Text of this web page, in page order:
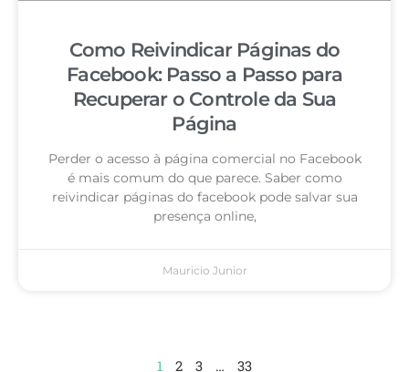
Como Reivindicar Páginas do
Facebook: Passo a Passo para
Recuperar o Controle da Sua
Página
Perder o acesso à página comercial no Facebook
é mais comum do que parece. Saber como
reivindicar páginas do facebook pode salvar sua
presença online,
Mauricio Junior
1 2 3 … 33